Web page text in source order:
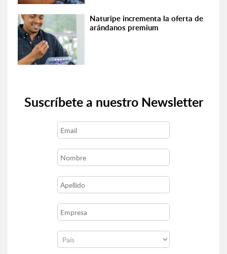
Naturipe incrementa la oferta de
arándanos premium
Suscríbete a nuestro Newsletter